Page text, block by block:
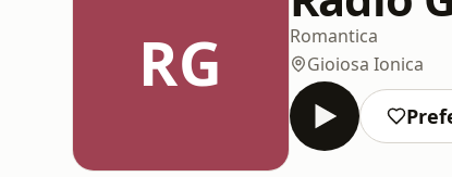
RG
Romantica
Gioiosa Ionica